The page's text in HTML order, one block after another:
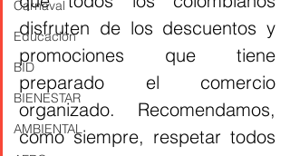
Carnaval
Educación
BID
BIENESTAR
AMBIENTAL
disfruten de los descuentos y
promociones que tiene
preparado el comercio
organizado. Recomendamos,
como siempre, respetar todos